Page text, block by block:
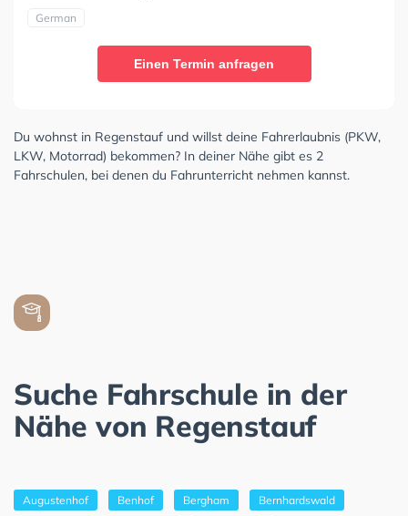
German
Einen Termin anfragen
Du wohnst in Regenstauf und willst deine Fahrerlaubnis (PKW,
LKW, Motorrad) bekommen? In deiner Nähe gibt es 2
Fahrschulen, bei denen du Fahrunterricht nehmen kannst.
Suche Fahrschule in der
Nähe von Regenstauf
Augustenhof Benhof Bergham Bernhardswald